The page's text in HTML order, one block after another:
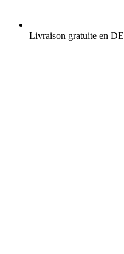
Livraison gratuite en DE